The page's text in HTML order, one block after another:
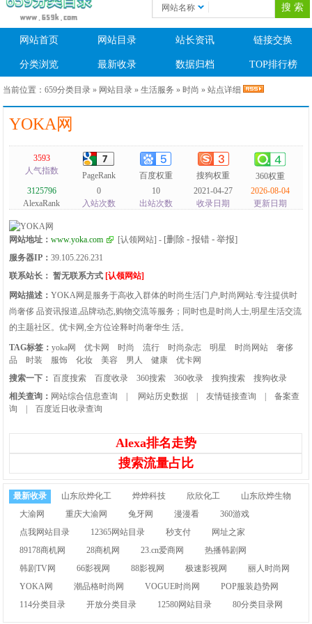
网站名称
网站首页 网站目录 站长资讯 链接交换
分类浏览 最新收录 数据归档 TOP排行榜
当前位置：659分类目录 » 网站目录 »生活服务 » 时尚 » 站点详细
YOKA网
3593
人气指数
PageRank 百度权重 搜狗权重
360权重
3125796
AlexaRank
0
入站次数
10
出站次数
2021-04-27
收录日期
2026-08-04
更新日期
网站地址：www.yoka.com [认领网站] - [删除 - 报错 - 举报]
服务器IP：39.105.226.231
联系站长： 暂无联系方式 [认领网站]
网站描述：YOKA网是服务于高收入群体的时尚生活门户,时尚网站.专注提供时
尚奢侈 品资讯报道,品牌动态,购物交流等服务；同时也是时尚人士,明星生活交流
的主题社区。优卡网,全方位诠释时尚奢华生 活。
TAG标签：yoka网 优卡网 时尚 流行 时尚杂志 明星 时尚网站
奢侈
品
时装 服饰 化妆 美容 男人 健康
优卡网
搜索一下： 百度搜索 百度收录 360搜索 360收录 搜狗搜索
搜狗收录
相关查询： 网站综合信息查询 网站历史数据 |友情链接查询 |备案查
询
|百度近日收录查询
Alexa排名走势
搜索流量占比
最新收录 山东欣烨化工 烨烨科技 欣欣化工
山东欣烨生物
大渝网
重庆大渝网 兔牙网 漫漫看
360游戏
点我网站目录
12365网站目录 秒支付
网址之家
89178商机网
28商机网 23.cn爱商网
热播韩剧网
韩剧TV网
66影视网 88影视网 极速影视网
丽人时尚网
YOKA网
潮品格时尚网 VOGUE时尚网
POP服装趋势网
114分类目录
开放分类目录 12580网站目录 80分类目录网